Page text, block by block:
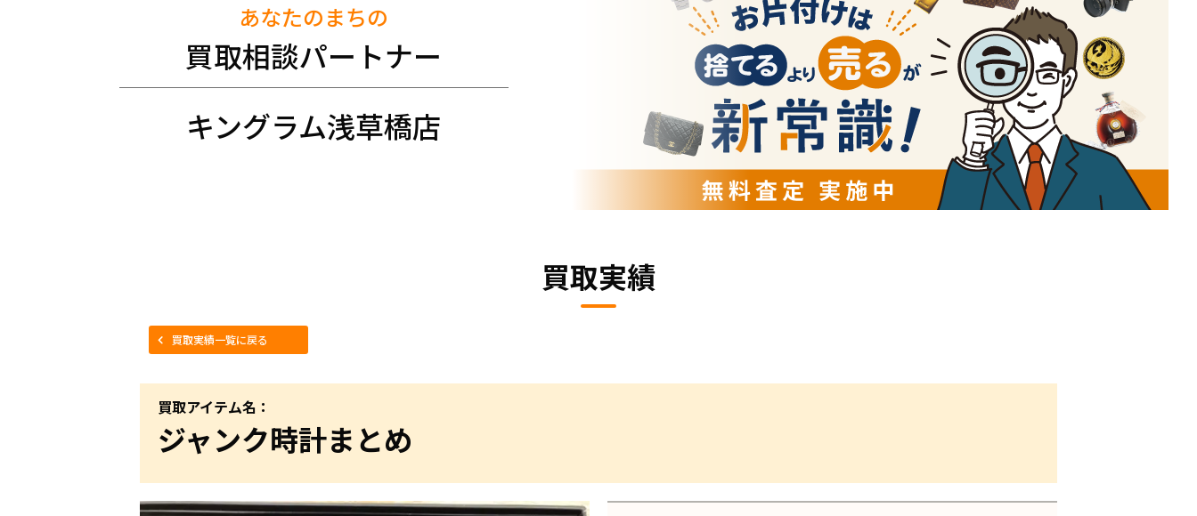
キングラム浅草橋店
あなたのまちの
買取相談パートナー
買取実績
買取実績一覧に戻る
買取アイテム名：
ジャンク時計まとめ